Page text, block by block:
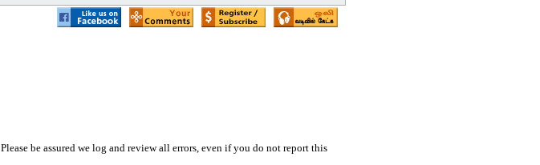
be assured we log and review all errors, even if you do not report this